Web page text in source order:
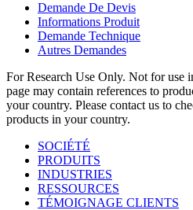
Demande De Devis
Informations Produit
Demande Technique
Autres Demandes
For Research Use Only. Not for use
page may contain references to
your country. Please contact us to
products in your country.
SOCIÉTÉ
PRODUITS
INDUSTRIES
RESSOURCES
TÉMOIGNAGE CLIENTS